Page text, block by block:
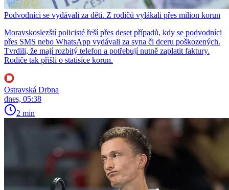
Podvodníci se vydávali za děti. Z rodičů vylákali přes milion korun
Moravskoslezští policisté řeší přes deset případů, kdy se podvodníci
přes SMS nebo WhatsApp vydávali za syna či dceru poškozených.
Tvrdili, že mají rozbitý telefon a potřebují nutně zaplatit faktury.
Rodiče tak přišli o statisíce korun.
Ostravská Drbna
dnes, 05:38
2 min